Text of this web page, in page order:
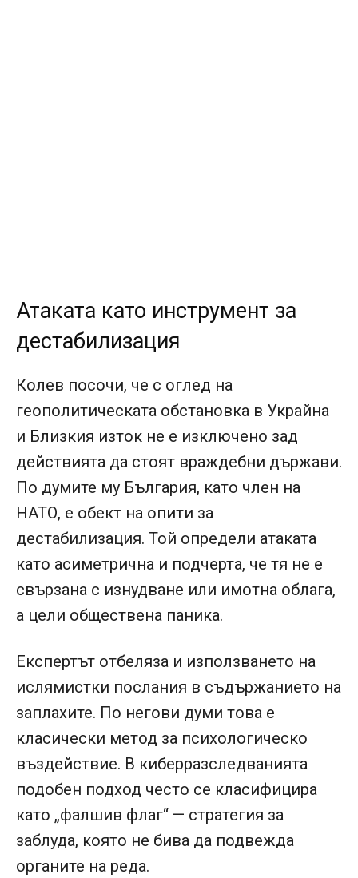
Атаката като инструмент за
дестабилизация
Колев посочи, че с оглед на
геополитическата обстановка в Украйна
и Близкия изток не е изключено зад
действията да стоят враждебни държави.
По думите му България, като член на
НАТО, е обект на опити за
дестабилизация. Той определи атаката
като асиметрична и подчерта, че тя не е
свързана с изнудване или имотна облага,
а цели обществена паника.
Експертът отбеляза и използването на
ислямистки послания в съдържанието на
заплахите. По негови думи това е
класически метод за психологическо
въздействие. В киберразследванията
подобен подход често се класифицира
като „фалшив флаг“ — стратегия за
заблуда, която не бива да подвежда
органите на реда.